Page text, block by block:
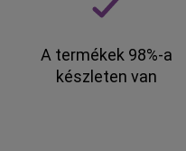
A termékek 98%-a
készleten van